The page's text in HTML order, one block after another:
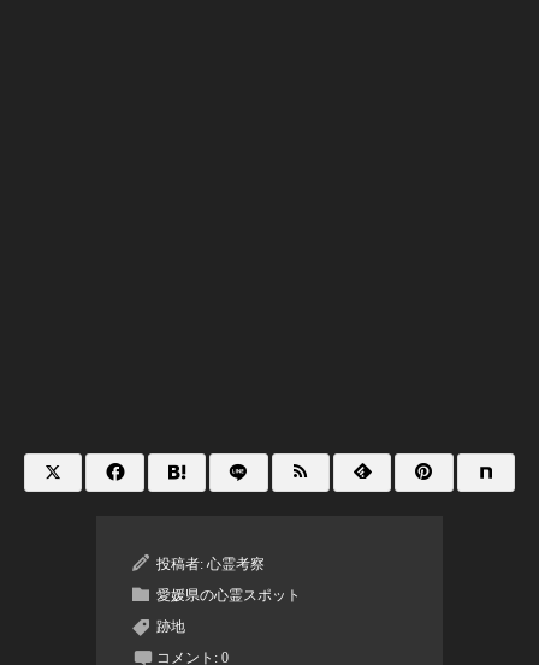
投稿者: 心霊考察
愛媛県の心霊スポット
跡地
コメント: 0